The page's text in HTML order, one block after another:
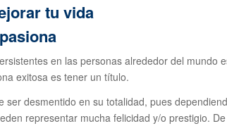
tu vida
en las personas alrededor del mundo
exitosa es tener un título.
ser desmentido en su totalidad, pues
representar mucha felicidad y/o prestigio.